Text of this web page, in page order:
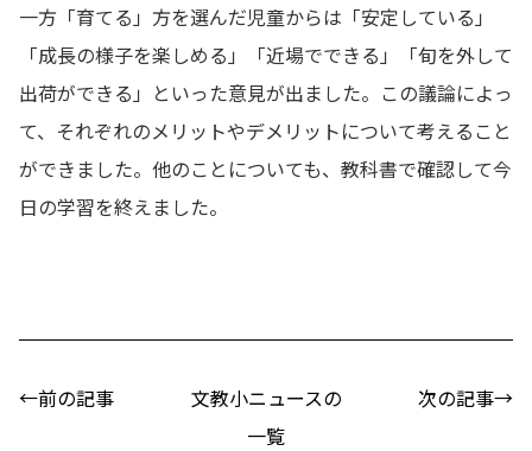
一方「育てる」方を選んだ児童からは「安定している」
「成長の様子を楽しめる」「近場でできる」「旬を外して
出荷ができる」といった意見が出ました。この議論によっ
て、それぞれのメリットやデメリットについて考えること
ができました。他のことについても、教科書で確認して今
日の学習を終えました。
←前の記事
文教小ニュースの
一覧
次の記事→